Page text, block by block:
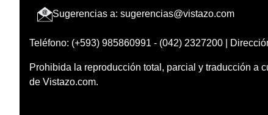
Sugerencias a: sugerencias@vistazo.com
Teléfono: (+593) 985860991 - (042) 2327200 |
Prohibida la reproducción total, parcial y traducción a
de Vistazo.com.